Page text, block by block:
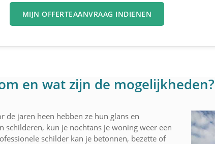
MIJN OFFERTEAANVRAAG INDIENEN
en wat zijn de mogelijkheden?
de jaren heen hebben ze hun glans en
schilderen, kun je nochtans je woning weer een
schilder kan je betonnen, bezette of